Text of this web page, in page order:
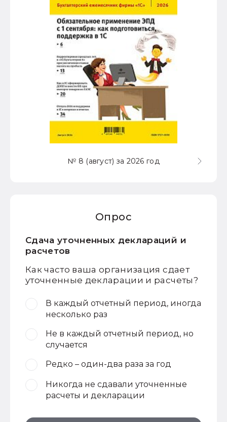
№ 8 (август) за 2026 год
Опрос
Сдача уточненных деклараций и
расчетов
Как часто ваша организация сдает
уточненные декларации и расчеты?
В каждый отчетный период, иногда
несколько раз
Не в каждый отчетный период, но
случается
Редко – один-два раза за год
Никогда не сдавали уточненные
расчеты и декларации